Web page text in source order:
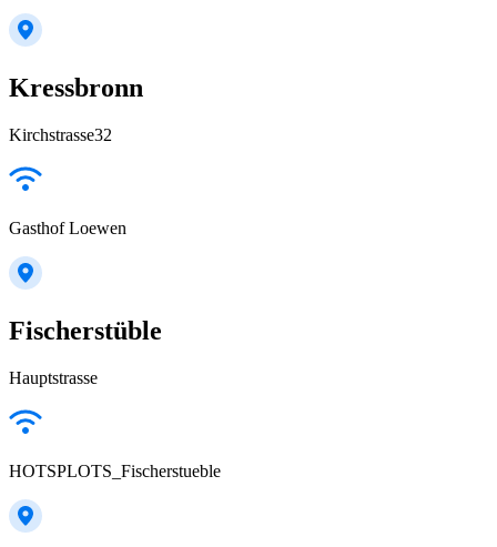
Kressbronn
Kirchstrasse32
Gasthof Loewen
Fischerstüble
Hauptstrasse
HOTSPLOTS_Fischerstueble